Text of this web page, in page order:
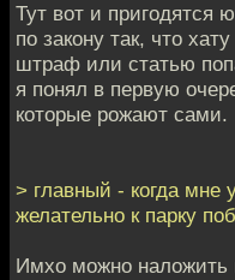
Тут вот и пригодятся
по закону так, что
штраф или статью
я понял в первую
которые рожают сами.
> главный - когда мне
желательно к парку
Имхо можно наложить